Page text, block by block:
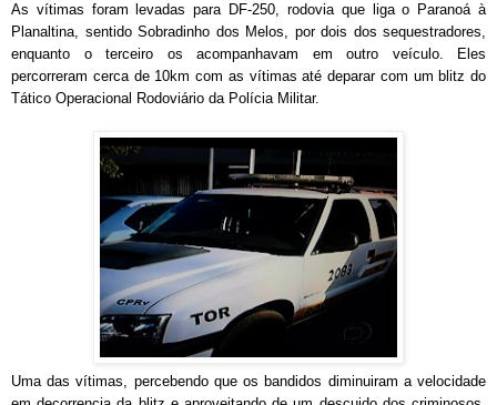
As vítimas foram levadas para DF-250, rodovia que liga o Paranoá à
Planaltina, sentido Sobradinho dos Melos, por dois dos sequestradores,
enquanto o terceiro os acompanhavam em outro veículo. Eles
percorreram cerca de 10km com as vítimas até deparar com um blitz do
Tático Operacional Rodoviário da Polícia Militar.
Uma das vítimas, percebendo que os bandidos diminuiram a velocidade